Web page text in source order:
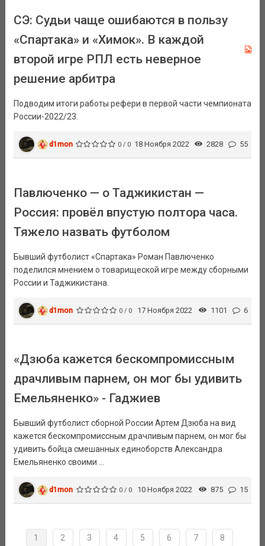
СЭ: Судьи чаще ошибаются в пользу
«Спартака» и «Химок». В каждой
второй игре РПЛ есть неверное
решение арбитра
Подводим итоги работы рефери в первой части чемпионата
России-2022/23.
d1mon 0 / 0 18 Ноября 2022 2828 55
Павлюченко — о Таджикистан —
Россия: провёл впустую полтора часа.
Тяжело назвать футболом
Бывший футболист «Спартака» Роман Павлюченко
поделился мнением о товарищеской игре между сборными
России и Таджикистана.
d1mon 0 / 0 17 Ноября 2022 1101 6
«Дзюба кажется бескомпромиссным
драчливым парнем, он мог бы удивить
Емельяненко» - Гаджиев
Бывший футболист сборной России Артем Дзюба на вид
кажется бескомпромиссным драчливым парнем, он мог бы
удивить бойца смешанных единоборств Александра
Емельяненко своими ...
d1mon 0 / 0 10 Ноября 2022 875 15
1 2 3 4 5 6 7 8